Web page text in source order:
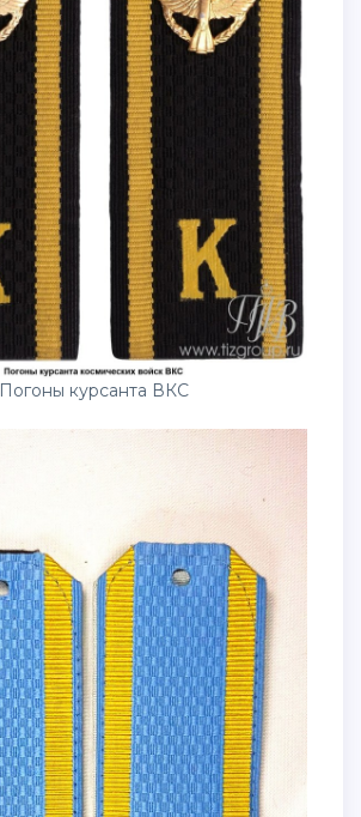
Погоны курсанта ВКС